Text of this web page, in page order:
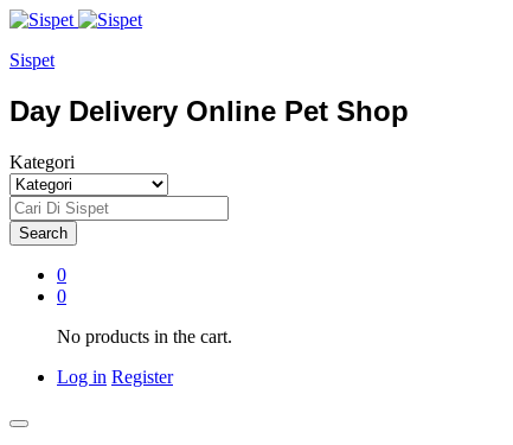
Sispet
Day Delivery Online Pet Shop
Kategori
Search
0
0
No products in the cart.
Log in Register